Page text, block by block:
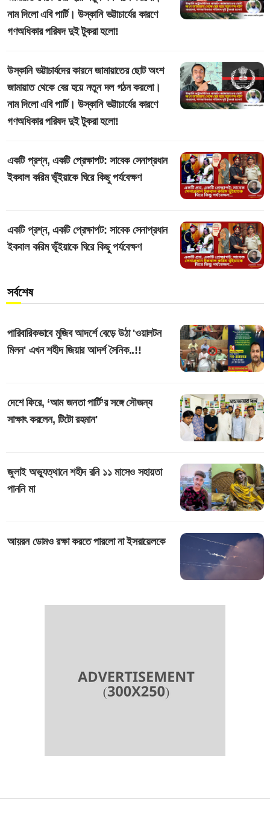
নাম দিলো এবি পার্টি। উস্কানি ভট্টাচার্যের কারণে
গণঅধিকার পরিষদ দুই টুকরা হলো!
উস্কানি ভট্টাচার্যদের কারনে জামায়াতের ছোট অংশ
জামায়াত থেকে বের হয়ে নতুন দল গঠন করলো।
নাম দিলো এবি পার্টি। উস্কানি ভট্টাচার্যের কারণে
গণঅধিকার পরিষদ দুই টুকরা হলো!
একটি প্রশ্ন, একটি প্রেক্ষাপট: সাবেক সেনাপ্রধান
ইকবাল করিম ভূঁইয়াকে ঘিরে কিছু পর্যবেক্ষণ
একটি প্রশ্ন, একটি প্রেক্ষাপট: সাবেক সেনাপ্রধান
ইকবাল করিম ভূঁইয়াকে ঘিরে কিছু পর্যবেক্ষণ
সর্বশেষ
পারিবারিকভাবে মুজিব আদর্শে বেড়ে উঠা 'ওয়ালটন
মিলন' এখন শহীদ জিয়ার আদর্শ সৈনিক..!!
দেশে ফিরে, ‘আম জনতা পার্টি’র সঙ্গে সৌজন্য
সাক্ষাৎ করলেন, টিটো রহমান'
জুলাই অভ্যুত্থানে শহীদ রনি ১১ মাসেও সহায়তা
পাননি মা
আয়রন ডোমও রক্ষা করতে পারলো না ইসরায়েলকে